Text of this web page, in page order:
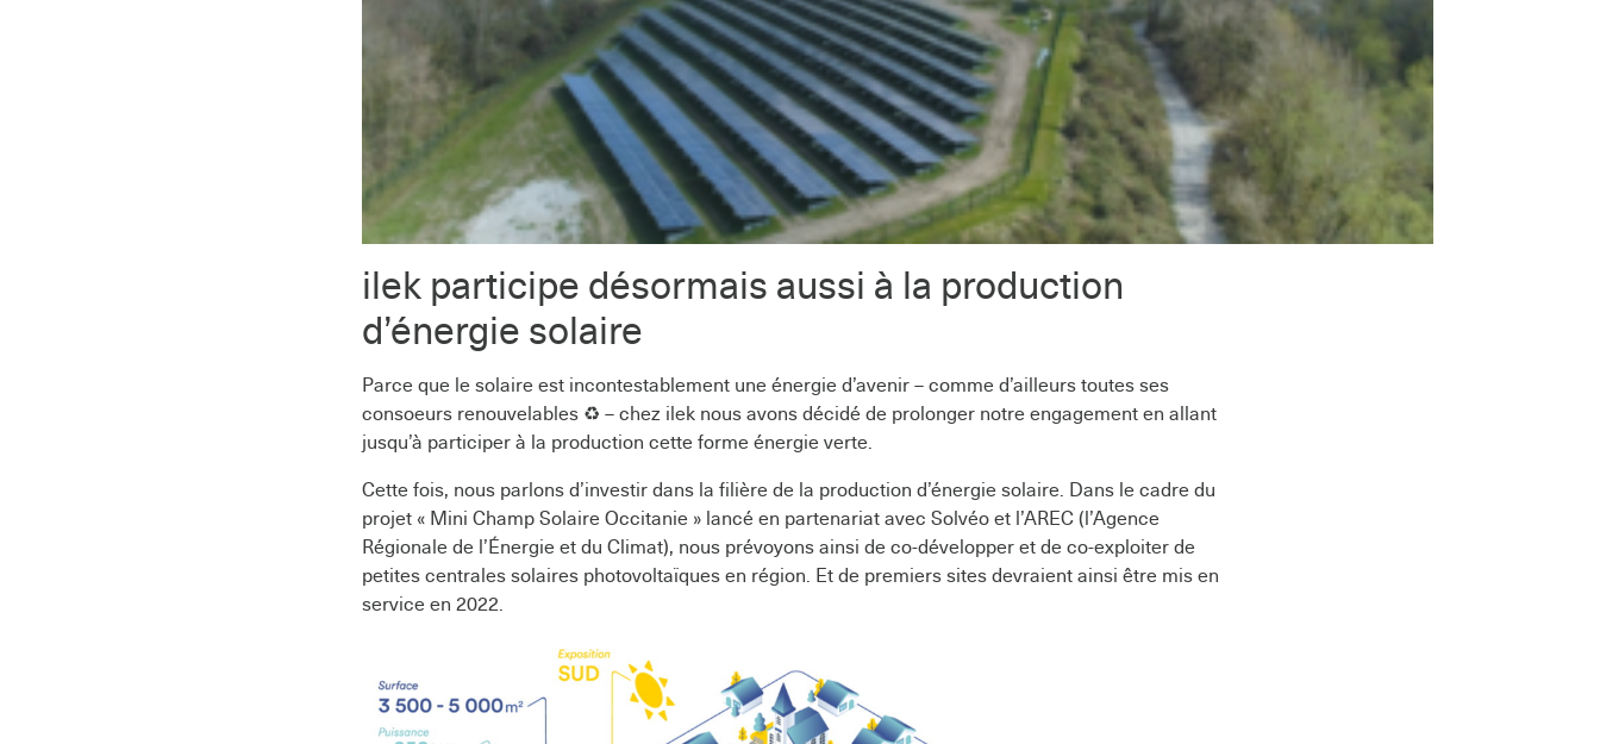
ilek participe désormais aussi à la production
d’énergie solaire
Parce que le solaire est incontestablement une énergie d’avenir – comme d’ailleurs toutes ses
consoeurs renouvelables ♻️ – chez ilek nous avons décidé de prolonger notre engagement en allant
jusqu’à participer à la production cette forme énergie verte.
Cette fois, nous parlons d’investir dans la filière de la production d’énergie solaire. Dans le cadre du
projet « Mini Champ Solaire Occitanie » lancé en partenariat avec Solvéo et l’AREC (l’Agence
Régionale de l’Énergie et du Climat), nous prévoyons ainsi de co-développer et de co-exploiter de
petites centrales solaires photovoltaïques en région. Et de premiers sites devraient ainsi être mis en
service en 2022.